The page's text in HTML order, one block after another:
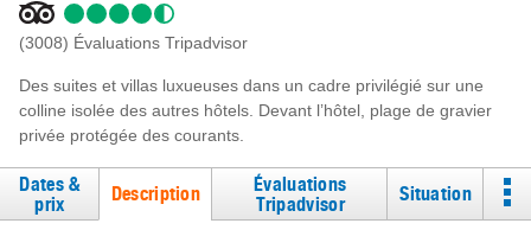
(3008) Évaluations Tripadvisor
Des suites et villas luxueuses dans un cadre privilégié sur une
colline isolée des autres hôtels. Devant l’hôtel, plage de gravier
privée protégée des courants.
Dates &
prix
Description
Évaluations
Tripadvisor
Situation